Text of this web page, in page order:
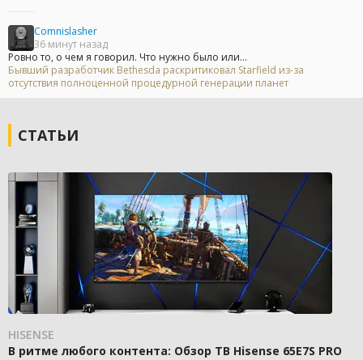
Comnislasher
36 минут назад
Ровно то, о чем я говорил. Что нужно было или...
Бывший разработчик Bethesda раскритиковал Starfield из-за
отсутствия полноценной процедурной генерации планет
СТАТЬИ
HISENSE
В ритме любого контента: Обзор ТВ Hisense 65E7S PRO